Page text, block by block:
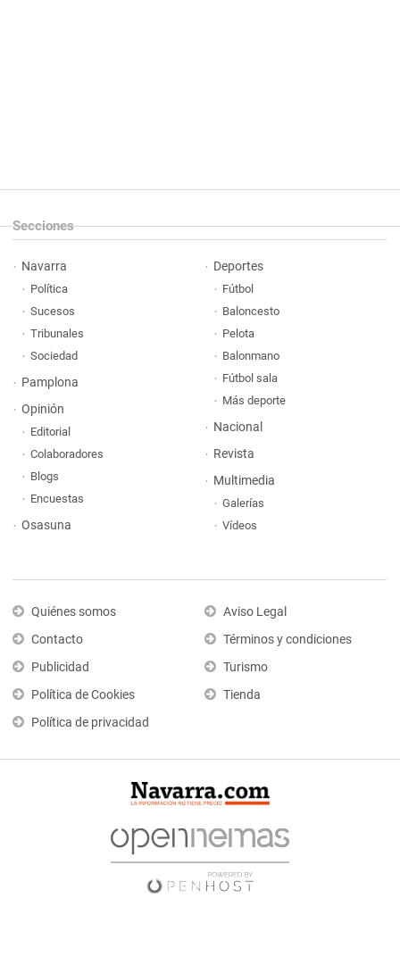
Secciones
Navarra
Política
Sucesos
Tribunales
Sociedad
Pamplona
Opinión
Editorial
Colaboradores
Blogs
Encuestas
Osasuna
Deportes
Fútbol
Baloncesto
Pelota
Balonmano
Fútbol sala
Más deporte
Nacional
Revista
Multimedia
Galerías
Vídeos
Quiénes somos
Contacto
Publicidad
Política de Cookies
Política de privacidad
Aviso Legal
Términos y condiciones
Turismo
Tienda